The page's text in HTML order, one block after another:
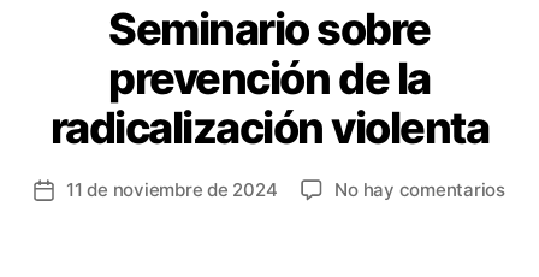
Seminario sobre
prevención de la
radicalización violenta
11 de noviembre de 2024 No hay comentarios